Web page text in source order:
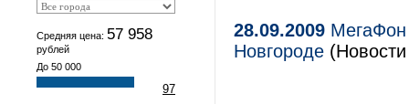
Средняя цена: 57 958
рублей
До 50 000
97
28.09.2009 МегаФон
Новгороде (Новости